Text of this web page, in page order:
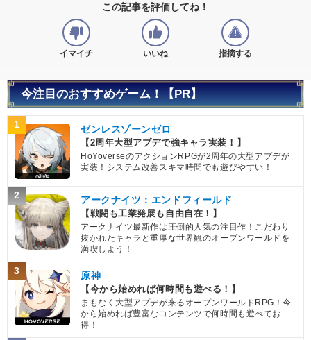
この記事を評価してね！
イマイチ いいね 指摘する
今注目のおすすめゲーム！【PR】
1 ゼンレスゾーンゼロ
【2周年大型アプデで強キャラ実装！】
HoYoverseのアクションRPGが2周年の大型アプデが
実装！システム改善スキマ時間でも遊びやすい！
2 アークナイツ：エンドフィールド
【戦闘も工業発展も自由自在！】
アークナイツ最新作は圧倒的人気の注目作！こだわり
抜かれたキャラと重厚な世界観のオープンワールドを
満喫しよう！
3 原神
【今から始めれば何時間も遊べる！】
まもなく大型アプデが来るオープンワールドRPG！今
から始めれば豊富なコンテンツで何時間も遊べてお
得！